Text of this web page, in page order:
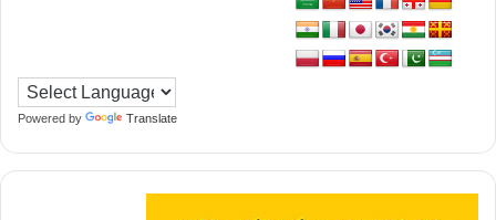
Powered by Translate